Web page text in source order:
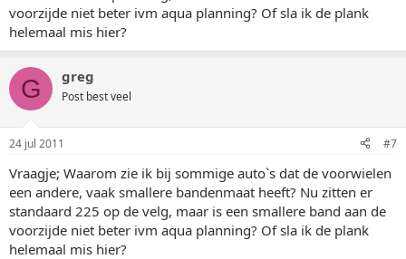
voorzijde niet beter ivm aqua planning? Of sla ik de plank
helemaal mis hier?
G greg
Post best veel
24 jul 2011 #7
Vraagje; Waarom zie ik bij sommige auto`s dat de voorwielen
een andere, vaak smallere bandenmaat heeft? Nu zitten er
standaard 225 op de velg, maar is een smallere band aan de
voorzijde niet beter ivm aqua planning? Of sla ik de plank
helemaal mis hier?